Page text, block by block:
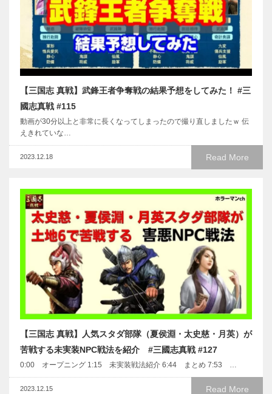
【三国志 真戦】武鋒王者争奪戦の結果予想をしてみた！ #三
國志真戦 #115
動画が30分以上と非常に長くなってしまったので撮り直しましたｗ 伝
えきれていな…
Read More
2023.12.18
【三国志 真戦】人気スタダ部隊（夏侯淵・太史慈・月英）が
苦戦する未実装NPC戦法を紹介 #三國志真戦 #127
0:00 オープニング 1:15 未実装戦法紹介 6:44 まとめ 7:53 …
Read More
2023.12.15